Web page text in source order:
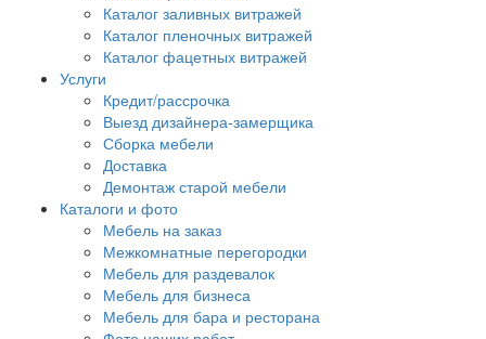
Каталог заливных витражей
Каталог пленочных витражей
Каталог фацетных витражей
Услуги
Кредит/рассрочка
Выезд дизайнера-замерщика
Сборка мебели
Доставка
Демонтаж старой мебели
Каталоги и фото
Мебель на заказ
Межкомнатные перегородки
Мебель для раздевалок
Мебель для бизнеса
Мебель для бара и ресторана